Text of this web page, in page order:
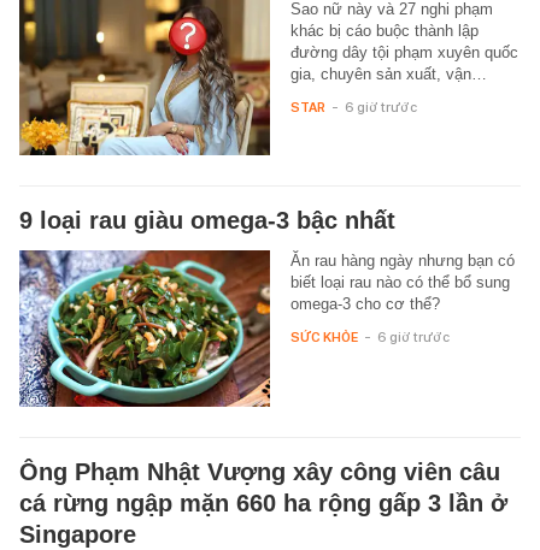
Sao nữ này và 27 nghi phạm
khác bị cáo buộc thành lập
đường dây tội phạm xuyên quốc
gia, chuyên sản xuất, vận…
STAR - 6 giờ trước
9 loại rau giàu omega-3 bậc nhất
Ăn rau hàng ngày nhưng bạn có
biết loại rau nào có thể bổ sung
omega-3 cho cơ thể?
SỨC KHỎE - 6 giờ trước
Ông Phạm Nhật Vượng xây công viên câu
cá rừng ngập mặn 660 ha rộng gấp 3 lần ở
Singapore